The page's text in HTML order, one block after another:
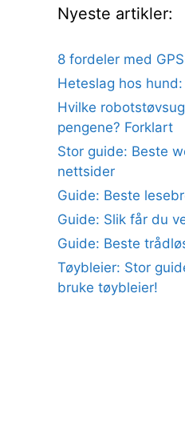
Nyeste artikler:
8 fordeler med
Heteslag hos
Hvilke
pengene? Forklart
Stor guide: Beste
nettsider
Guide: Beste
Guide: Slik får du
Guide: Beste
Tøybleier: Stor
bruke tøybleier!